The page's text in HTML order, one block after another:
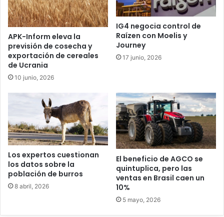
APK-Inform eleva la
previsión de cosecha y
exportación de cereales
de Ucrania
10 junio, 2026
IG4 negocia control de
Raízen con Moelis y
Journey
17 junio, 2026
Los expertos cuestionan
los datos sobre la
población de burros
8 abril, 2026
El beneficio de AGCO se
quintuplica, pero las
ventas en Brasil caen un
10%
5 mayo, 2026